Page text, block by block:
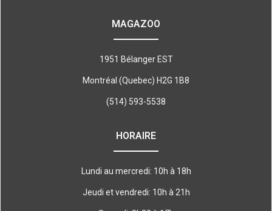
MAGAZOO
1951 Bélanger EST
Montréal (Quebec) H2G 1B8
(514) 593-5538
HORAIRE
Lundi au mercredi: 10h à 18h
Jeudi et vendredi: 10h à 21h